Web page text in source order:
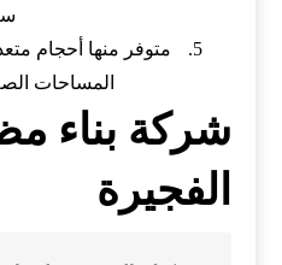
متوفر منها أحجام
المساحات
شركة بناء
الفجيرة